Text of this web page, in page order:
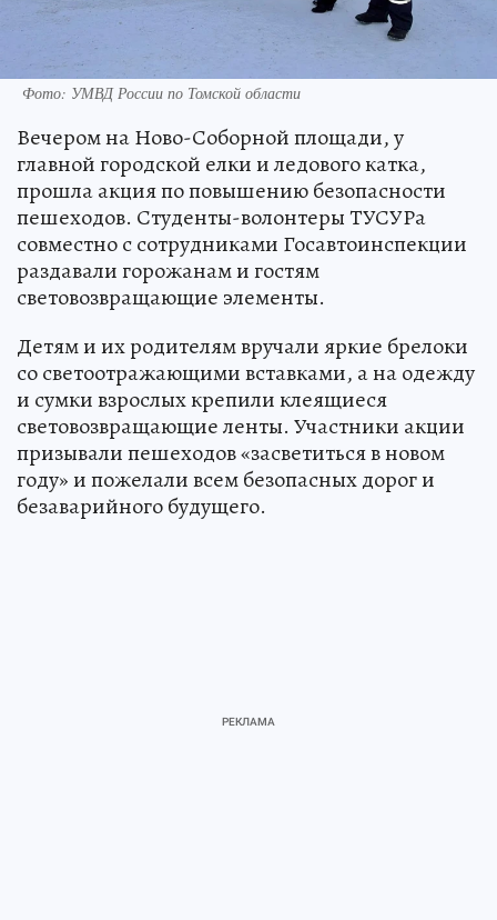
Фото: УМВД России по Томской области
Вечером на Ново-Соборной площади, у
главной городской елки и ледового катка,
прошла акция по повышению безопасности
пешеходов. Студенты-волонтеры ТУСУРа
совместно с сотрудниками Госавтоинспекции
раздавали горожанам и гостям
световозвращающие элементы.
Детям и их родителям вручали яркие брелоки
со светоотражающими вставками, а на одежду
и сумки взрослых крепили клеящиеся
световозвращающие ленты. Участники акции
призывали пешеходов «засветиться в новом
году» и пожелали всем безопасных дорог и
безаварийного будущего.